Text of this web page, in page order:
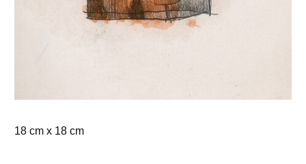
18 cm x 18 cm